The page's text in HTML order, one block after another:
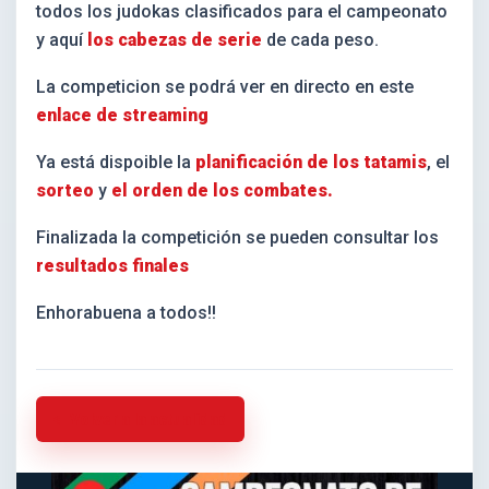
todos los judokas clasificados para el campeonato
y aquí los cabezas de serie de cada peso.
La competicion se podrá ver en directo en este
enlace de streaming
Ya está dispoible la planificación de los tatamis, el
sorteo y el orden de los combates.
Finalizada la competición se pueden consultar los
resultados finales
Enhorabuena a todos!!